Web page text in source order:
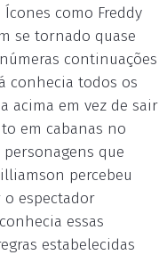
como Freddy
se tornado quase
continuações
conhecia todos os
acima em vez de sair
em cabanas no
que
percebeu
espectador
essas
estabelecidas